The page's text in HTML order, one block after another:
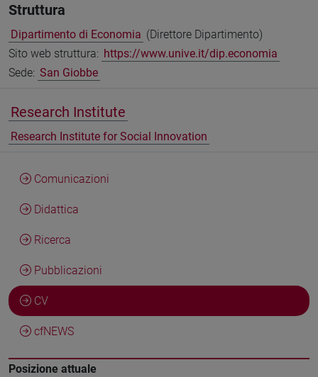
Struttura
Dipartimento di Economia (Direttore Dipartimento)
Sito web struttura: https://www.unive.it/dip.economia
Sede: San Giobbe
Research Institute
Research Institute for Social Innovation
Comunicazioni
Didattica
Ricerca
Pubblicazioni
CV
cfNEWS
Posizione attuale